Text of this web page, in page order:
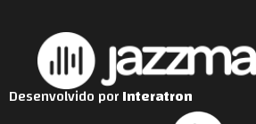
Desenvolvido porInteratron